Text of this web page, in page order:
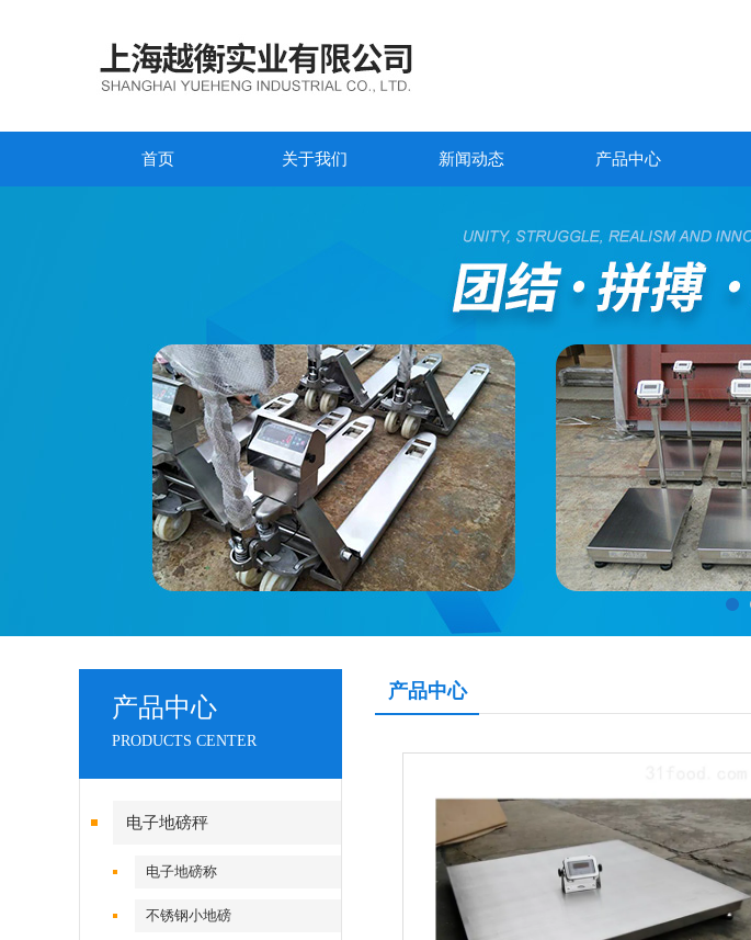
首页 关于我们 新闻动态 产品中心
产品中心
PRODUCTS CENTER
电子地磅秤
电子地磅称
不锈钢小地磅
产品中心